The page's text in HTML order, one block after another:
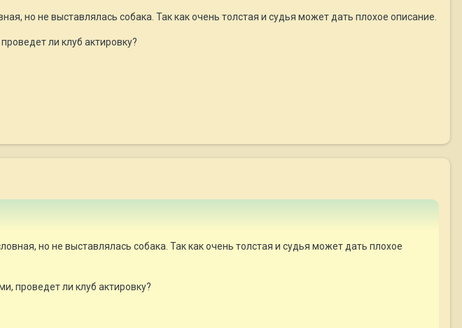
но не выставлялась собака. Так как очень толстая и судья может дать плохое описание.
ли клуб актировку?
но не выставлялась собака. Так как очень толстая и судья может дать плохое
проведет ли клуб актировку?